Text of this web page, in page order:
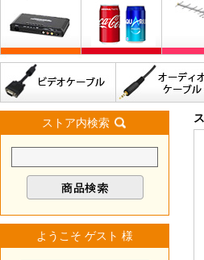
ストア内検索
ようこそ ゲスト 様